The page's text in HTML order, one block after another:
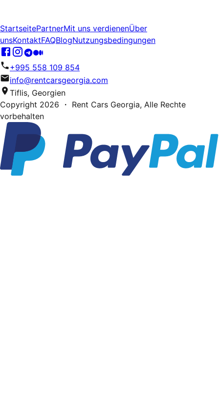
StartseitePartnerMit uns verdienenÜber
unsKontaktFAQBlogNutzungsbedingungen
+995 558 109 854
info@rentcarsgeorgia.com
Tiflis, Georgien
Copyright 2026 ・ Rent Cars Georgia, Alle Rechte
vorbehalten